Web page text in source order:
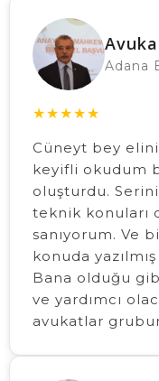
Adana
★★★★★
Cüneyt bey
keyifli okudum
oluşturdu.
teknik konuları
sanıyorum. Ve
konuda
Bana olduğu
ve yardımcı
avukatlar